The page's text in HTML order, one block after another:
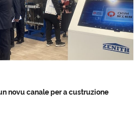
novu canale per a custruzione